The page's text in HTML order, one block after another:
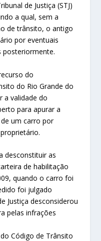
de Justiça (STJ)
a qual, sem a
de trânsito, o antigo
por eventuais
posteriormente.
do
do Rio Grande do
a validade do
para apurar a
um carro por
desconstituir as
de habilitação
quando o carro foi
foi julgado
Justiça desconsiderou
pelas infrações
Código de Trânsito